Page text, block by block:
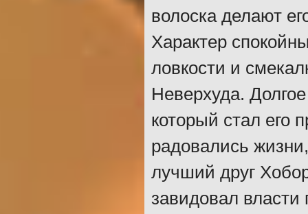
волоска делают
Характер
ловкости и
Неверхуда.
который стал его
радовались
лучший друг
завидовал власти